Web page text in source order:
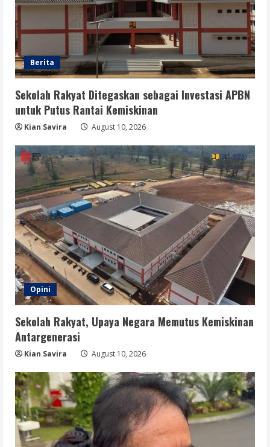
3
Manfaat
August 10, 2026
4
Berita
APBN untuk Sekolah Rakyat adalah
Bukti Negara Berpihak pada Mobilitas
Sosial
August 10, 2026
5
Berita
Pemerintah Tidak Beri Toleransi bagi
Dapur MBG yang Abaikan Sanitasi
August 10, 2026
Berita
Sekolah Rakyat Ditegaskan sebagai Investasi APBN
untuk Putus Rantai Kemiskinan
Kian Savira August 10, 2026
Opini
Sekolah Rakyat, Upaya Negara Memutus Kemiskinan
Antargenerasi
Kian Savira August 10, 2026